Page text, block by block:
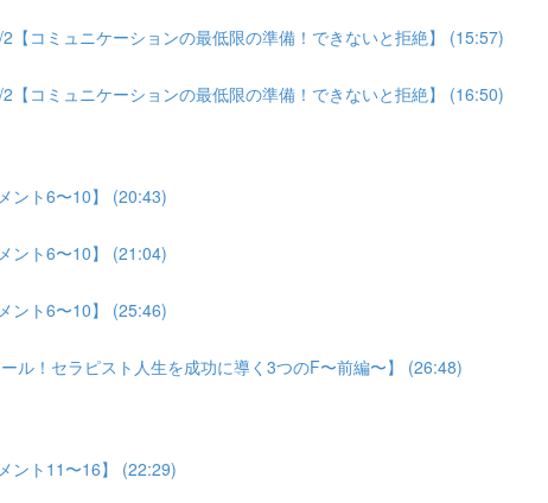
【コミュニケーションの最低限の準備！できないと拒絶】 (15:57)
【コミュニケーションの最低限の準備！できないと拒絶】 (16:50)
ント6〜10】 (20:43)
ント6〜10】 (21:04)
ント6〜10】 (25:46)
ル！セラピスト人生を成功に導く3つのF〜前編〜】 (26:48)
ント11〜16】 (22:29)